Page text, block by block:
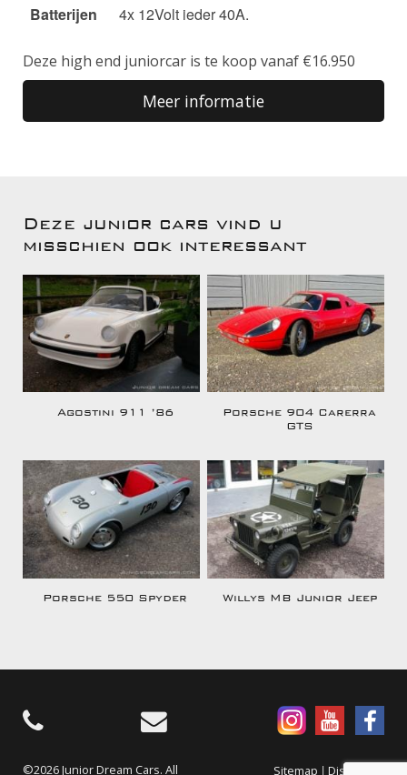
Batterijen
4x 12Volt ieder 40A.
Deze high end juniorcar is te koop vanaf €16.950
Meer informatie
Deze junior cars vind u
misschien ook interessant
Agostini 911 ’86
Porsche 904 Carerra
GTS
Porsche 550 Spyder Willys MB Junior Jeep
©2026 Junior Dream Cars. All Sitemap | Disclaimer